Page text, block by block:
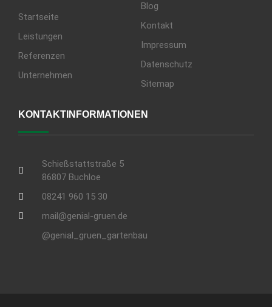
Startseite
Leistungen
Referenzen
Unternehmen
Blog
Kontakt
Impressum
Datenschutz
Sitemap
KONTAKTINFORMATIONEN
Schießstattstraße 5
86807 Buchloe
08241 960 15 30
mail@genial-gruen.de
@genial_gruen_gartenbau